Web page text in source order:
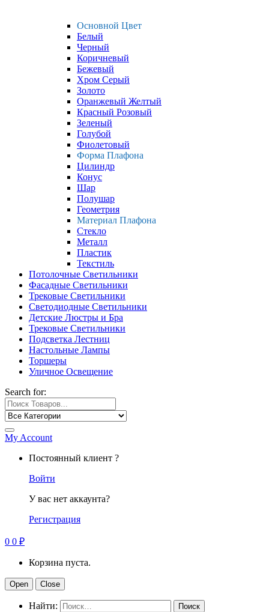
Основной Цвет
Белый
Черный
Коричневый
Бежевый
Хром Серый
Золото
Оранжевый Желтый
Красный Розовый
Зеленый
Голубой
Фиолетовый
Форма Плафона
Цилиндр
Конус
Шар
Полушар
Геометрия
Материал Плафона
Стекло
Металл
Пластик
Текстиль
Потолочные Светильники
Фасадные Светильники
Трековые Светильники
Светодиодные Светильники
Детские Люстры и Бра
Трековые Светильники
Подсветка Лестниц
Настольные Лампы
Торшеры
Уличное Освещение
Search for:
My Account
Постоянный клиент ?
Войти
У вас нет аккаунта?
Регистрация
0 0 ₽
Корзина пуста.
Open Close
Найти: